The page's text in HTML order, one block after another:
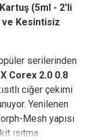
(5ml - 2'li
ve Kesintisiz
serilerinden
Corex 2.0 0.8
ciğer çekimi
Yenilenen
Mesh yapısı
ısıtma